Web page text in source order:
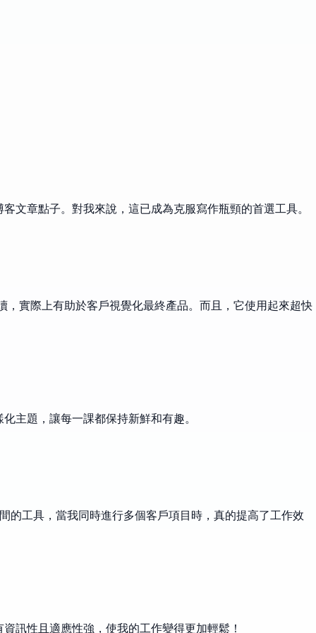
章點子。對我來說，這已成為克服寫作瓶頸的首選工具。
實際上有助於客戶視覺化最終產品。而且，它使用起來超快
主題，讓每一課都保持新鮮和有趣。
的工具，當我同時進行多個客戶項目時，真的提高了工作效
訊性且適應性強，使我的工作變得更加輕鬆！